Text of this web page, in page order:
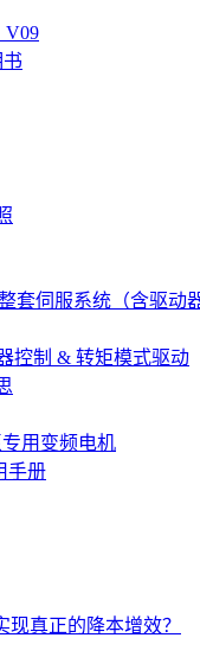
套伺服系统（含驱动器
控制 & 转矩模式驱动
用变频电机
手册
真正的降本增效？